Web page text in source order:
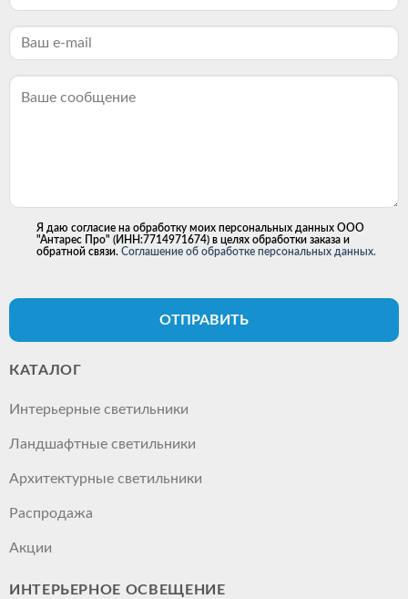
Я даю согласие на обработку моих персональных данных ООО
"Антарес Про" (ИНН:7714971674) в целях обработки заказа и
обратной связи. Соглашение об обработке персональных данных.
ОТПРАВИТЬ
КАТАЛОГ
Интерьерные светильники
Ландшафтные светильники
Архитектурные светильники
Распродажа
Акции
ИНТЕРЬЕРНОЕ ОСВЕЩЕНИЕ